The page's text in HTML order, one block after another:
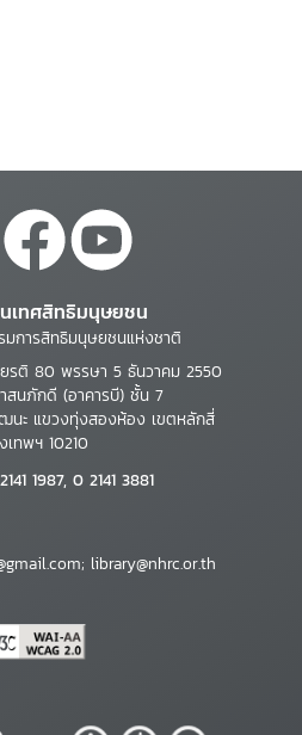
เทศสิทธิมนุษยชน
มการสิทธิมนุษยชนแห่งชาติ
ยรติ 80 พรรษา 5 ธันวาคม 2550
สนภักดี (อาคารบี) ชั้น 7
นะ แขวงทุ่งสองห้อง เขตหลักสี่
เทพฯ 10210
1987, 0 2141 3881
library@nhrc.or.th